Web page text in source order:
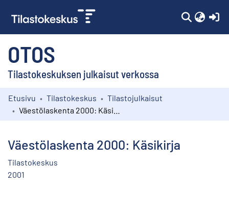
OTOS
Tilastokeskuksen julkaisut verkossa
Kokoelmat
Etusivu Tilastokeskus
Tilastojulkaisut
Väestölaskenta 2000: Käsikirja
Tilastokeskus
2001